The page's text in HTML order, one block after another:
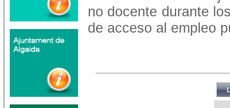
no docente durante
de acceso al empleo